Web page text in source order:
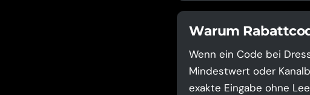
Warum
Wenn ein Code bei
Mindestwert oder
exakte Eingabe ohne